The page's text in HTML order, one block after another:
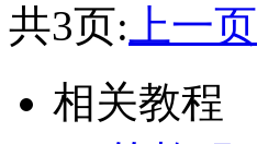
共3页: 上一页
相关教程